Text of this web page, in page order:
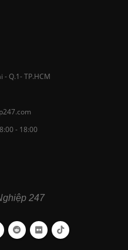
- Q.1- TP.HCM
- 18:00
247